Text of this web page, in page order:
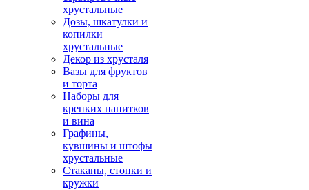
хрустальные
Дозы, шкатулки и
копилки
хрустальные
Декор из хрусталя
Вазы для фруктов
и торта
Наборы для
крепких напитков
и вина
Графины,
кувшины и штофы
хрустальные
Стаканы, стопки и
кружки